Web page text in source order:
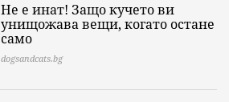
Не е инат! Защо кучето ви
унищожава вещи, когато остане
само
dogsandcats.bg